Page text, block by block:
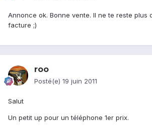
Annonce ok. Bonne vente. Il ne te reste plus
facture ;)
roo
Posté(e) 19 juin 2011
Salut
Un petit up pour un téléphone 1er prix.